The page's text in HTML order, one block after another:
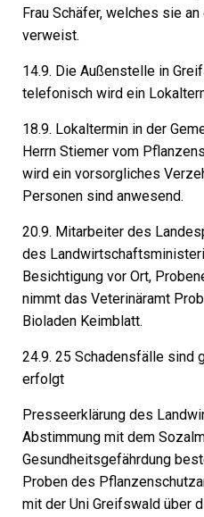
Frau Schäfer, welches sie
verweist.
14.9. Die Außenstelle in
telefonisch wird ein
18.9. Lokaltermin in der
Herrn Stiemer vom
wird ein vorsorgliches
Personen sind anwesend.
20.9. Mitarbeiter des
des
Besichtigung vor Ort,
nimmt das Veterinäramt
Bioladen Keimblatt.
24.9. 25 Schadensfälle sind
erfolgt
Presseerklärung des
Abstimmung mit dem
Gesundheitsgefährdung
Proben des
mit der Uni Greifswald über